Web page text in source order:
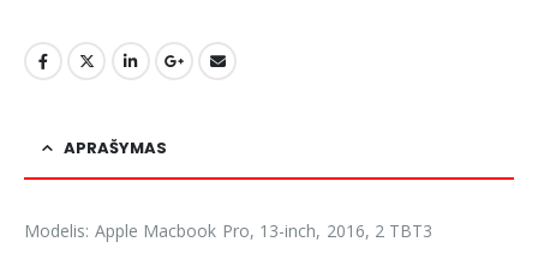
APRAŠYMAS
Modelis: Apple Macbook Pro, 13-inch, 2016, 2 TBT3